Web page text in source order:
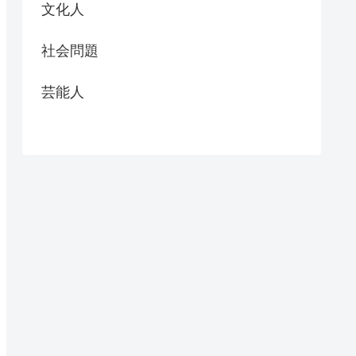
文化人
社会問題
芸能人